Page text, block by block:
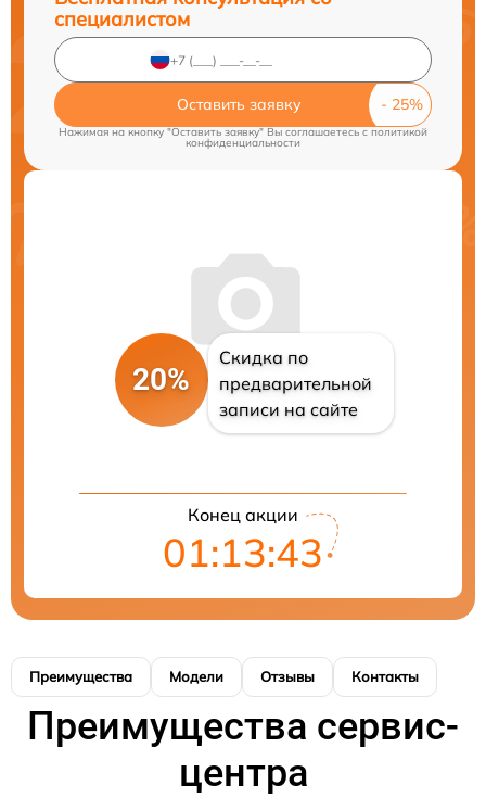
специалистом
Оставить заявку
Нажимая на кнопку "Оставить заявку" Вы соглашаетесь c политикой
конфиденциальности
20%
Скидка по
предварительной
записи на сайте
Конец акции
01:13:43
Преимущества Модели Отзывы Контакты
Преимущества сервис-
центра